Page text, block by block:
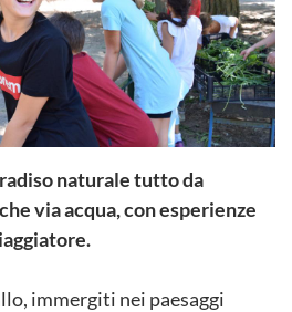
naturale tutto da
via acqua, con esperienze
immergiti nei paesaggi